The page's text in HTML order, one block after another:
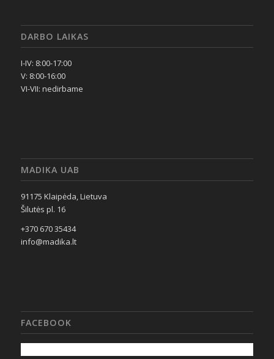
DARBO LAIKAS
I-IV: 8:00-17:00
V: 8:00-16:00
VI-VII: nedirbame
MADIKA UAB
91175 Klaipėda, Lietuva
Šilutės pl. 16
+370 670 35434
info@madika.lt
FACEBOOK